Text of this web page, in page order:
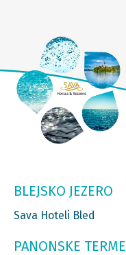
BLEJSKO JEZERO
Sava Hoteli Bled
PANONSKE TERME